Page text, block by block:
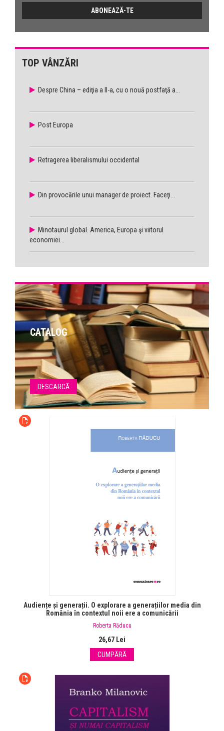
TOP VÂNZĂRI
Despre China – ediţia a II-a, cu o nouă postfaţă a...
Post Europa
Retragerea liberalismului occidental
Din provocările unui manager de proiect. Faceţi...
Minotaurul global. America, Europa şi viitorul
economiei...
CATALOG
DESCARCĂ
Audiențe și generații. O explorare a generațiilor media din
România în contextul noii ere a comunicării
Roberta Răducu
26,67 Lei
CUMPĂRĂ